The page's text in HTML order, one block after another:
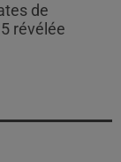
de
révélée